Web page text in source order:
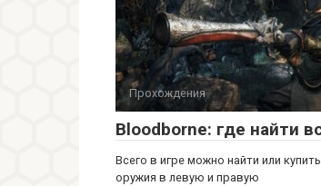
Прохождения
Bloodborne: где найти
Всего в игре можно найти или
оружия в левую и правую